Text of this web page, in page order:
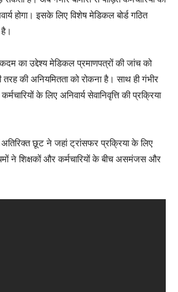
होगा। इसके लिए विशेष मेडिकल बोर्ड गठित
का उद्देश्य मेडिकल प्रमाणपत्रों की जांच को
की अनियमितता को रोकना है। साथ ही गंभीर
के लिए अनिवार्य सेवानिवृत्ति की प्रक्रिया
छूट ने जहां ट्रांसफर प्रक्रिया के लिए
ने शिक्षकों और कर्मचारियों के बीच असमंजस और